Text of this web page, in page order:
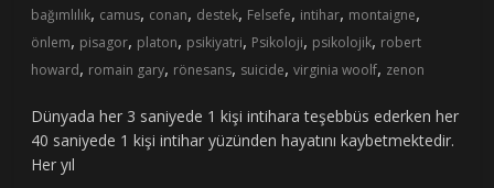
bağımlılık, camus, conan, destek, Felsefe, intihar, montaigne,
önlem, pisagor, platon, psikiyatri, Psikoloji, psikolojik, robert
howard, romain gary, rönesans, suicide,virginia woolf, zenon
Dünyada her 3 saniyede 1 kişi intihara teşebbüs ederken her
40 saniyede 1 kişi intihar yüzünden hayatını kaybetmektedir.
Her yıl